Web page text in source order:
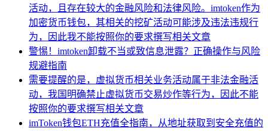
活动，且存在较大的金融风险和法律风险。imtoken作为
加密货币钱包，其相关的挖矿活动可能涉及违法违规行
为，因此我不能按照你的要求撰写相关文章
警惕！imtoken卸载不当或致信息泄露？正确操作与风险
规避指南
需要提醒的是，虚拟货币相关业务活动属于非法金融活
动，我国明确禁止虚拟货币交易炒作等行为，因此不能
按照你的要求撰写相关文章
imToken钱包ETH充值全指南，从地址获取到安全充值的